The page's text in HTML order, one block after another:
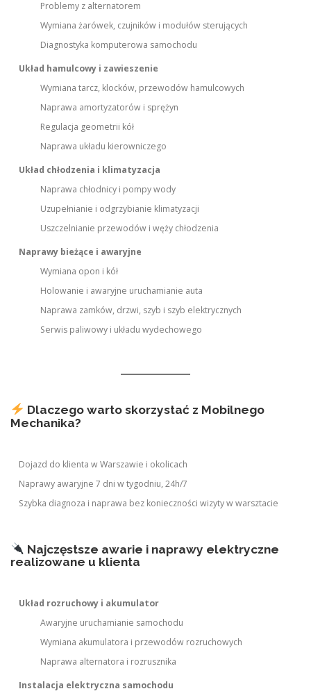
Problemy z alternatorem
Wymiana żarówek, czujników i modułów sterujących
Diagnostyka komputerowa samochodu
Układ hamulcowy i zawieszenie
Wymiana tarcz, klocków, przewodów hamulcowych
Naprawa amortyzatorów i sprężyn
Regulacja geometrii kół
Naprawa układu kierowniczego
Układ chłodzenia i klimatyzacja
Naprawa chłodnicy i pompy wody
Uzupełnianie i odgrzybianie klimatyzacji
Uszczelnianie przewodów i węży chłodzenia
Naprawy bieżące i awaryjne
Wymiana opon i kół
Holowanie i awaryjne uruchamianie auta
Naprawa zamków, drzwi, szyb i szyb elektrycznych
Serwis paliwowy i układu wydechowego
Dlaczego warto skorzystać z Mobilnego
Mechanika?
Dojazd do klienta w Warszawie i okolicach
Naprawy awaryjne 7 dni w tygodniu, 24h/7
Szybka diagnoza i naprawa bez konieczności wizyty w warsztacie
Najczęstsze awarie i naprawy elektryczne
realizowane u klienta
Układ rozruchowy i akumulator
Awaryjne uruchamianie samochodu
Wymiana akumulatora i przewodów rozruchowych
Naprawa alternatora i rozrusznika
Instalacja elektryczna samochodu